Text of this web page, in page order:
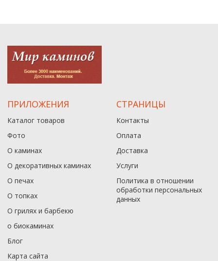
ПРИЛОЖЕНИЯ
Каталог товаров
Фото
О каминах
О декоративных каминах
О печах
О топках
О грилях и барбекю
о биокаминах
Блог
Карта сайта
СТРАНИЦЫ
Контакты
Оплата
Доставка
Услуги
Политика в отношении
обработки персональных
данныx